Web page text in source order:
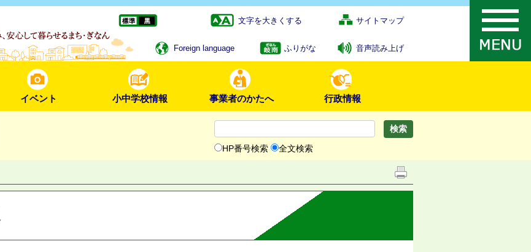
文字を大きくする サイトマップ
Foreign language ふりがな 音声読み上げ
イベント 小中学校情報 事業者のかたへ 行政情報
HP番号検索 全文検索